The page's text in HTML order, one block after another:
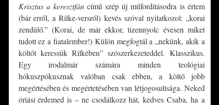
Krisztus a keresztfáncímű szép új műfordításodra is értem
(bár erről, a Rilke-versről) kevés szóval nyilatkozol: „korai
zendülő.” (Korai, de már ekkor, tizennyolc évesen miket
tudott ez a fiatalember!) Külön megfogtál a „nekünk, akik a
költőt keressük Rilkében” szószerkezeteddel. Klasszikus.
Egy irodalmár számára minden teológiai
hókuszpókusznak valóban csak ebben, a költő jobb
megértésében és megértetésében van létjogosultsága. Neked
óriási érdemed is – ne csodálkozz hát, kedves Csaba, ha a